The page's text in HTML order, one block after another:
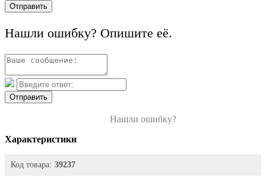
Отправить
Нашли ошибку? Опишите её.
Отправить
Нашли ошибку?
Характеристики
Код товара: 39237